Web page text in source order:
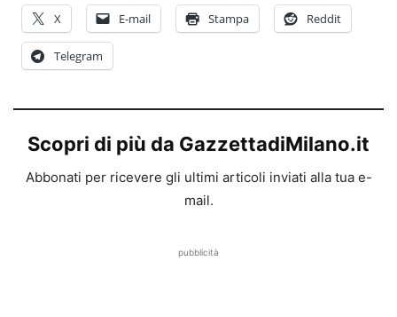
X E-mail Stampa Reddit
Telegram
Scopri di più da GazzettadiMilano.it
Abbonati per ricevere gli ultimi articoli inviati alla tua e-
mail.
pubblicità